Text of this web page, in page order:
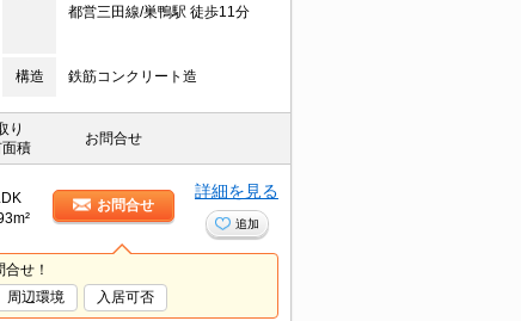
都営三田線/巣鴨駅 徒歩11分
構造 鉄筋コンクリート造
り
面積
お問合せ
お問合せ
詳細を見る
追加
せ！
周辺環境 入居可否